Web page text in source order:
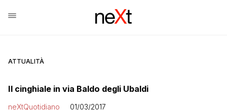
ATTUALITÀ
Il cinghiale in via Baldo degli Ubaldi
neXtQuotidiano 01/03/2017